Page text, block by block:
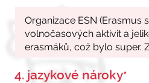
4. jazykové nároky*